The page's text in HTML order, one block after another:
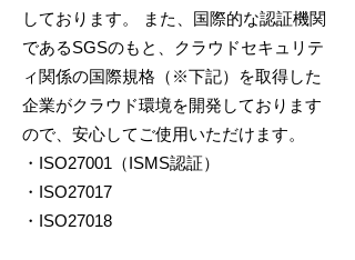
しております。 また、国際的な認証機関
であるSGSのもと、クラウドセキュリテ
ィ関係の国際規格（※下記）を取得した
企業がクラウド環境を開発しております
ので、安心してご使用いただけます。
・ISO27001（ISMS認証）
・ISO27017
・ISO27018